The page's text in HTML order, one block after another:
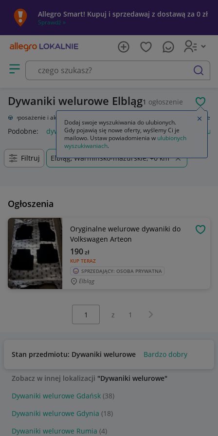
Allegro Smart! Kupuj i sprzedawaj z dostawą za 0 zł
Sprawdź »
Otwórz menu z kategoriami
szukaj
Dywaniki welurowe Elbląg1 ogłoszenie
Wyposażenie i akcesoria samochodowe Dywaniki welurowe
Podobne: dywaniki welurowe dywaniki samochodowe
Filtruj Elbląg, Warmińsko-mazurskie, +0 km
Ogłoszenia
Oryginalne welurowe dywaniki do
Volkswagen Arteon
KUP TERAZ
190zł
SPRZEDAJĄCY: OSOBA PRYWATNA
Elbląg
z 1 Następna strona
Stan przedmiotu: Dywaniki welurowe Bardzo dobry
Zobacz w innej lokalizacji "Dywaniki welurowe"
Dywaniki welurowe Gdańsk (38)
Dywaniki welurowe Gdynia (18)
Dywaniki welurowe Rumia (4)
Dodaj swoje wyszukiwania do ulubionych.
Gdy pojawią się nowe oferty, wyślemy Ci je
mailowo. Ustaw powiadomienia w ulubionych
wyszukiwaniach.